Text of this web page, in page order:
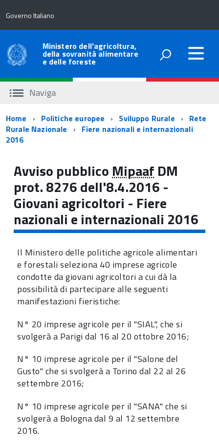
Governo Italiano
Ministero dell'agricoltura,
della sovranità alimentare
e delle foreste
Naviga
Percorso
di
Home Politiche europee Sviluppo Rurale
Rete
Rurale Nazionale
Fiere nazionali e internazionali
2016
Avviso pubblico Mipaaf DM
prot. 8276 dell'8.4.2016 -
Giovani agricoltori - Fiere
nazionali e internazionali 2016
Il Ministero delle politiche agricole alimentari
e forestali seleziona 40 imprese agricole
condotte da giovani agricoltori a cui dà la
possibilità di partecipare alle seguenti
manifestazioni fieristiche:
N° 20 imprese agricole per il "SIAL", che si
svolgerà a Parigi dal 16 al 20 ottobre 2016;
N° 10 imprese agricole per il "Salone del
Gusto" che si svolgerà a Torino dal 22 al 26
settembre 2016;
N° 10 imprese agricole per il "SANA" che si
svolgerà a Bologna dal 9 al 12 settembre
2016.